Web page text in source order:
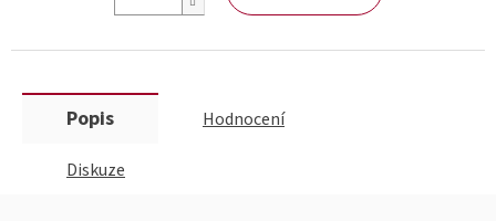
Popis Hodnocení
Diskuze